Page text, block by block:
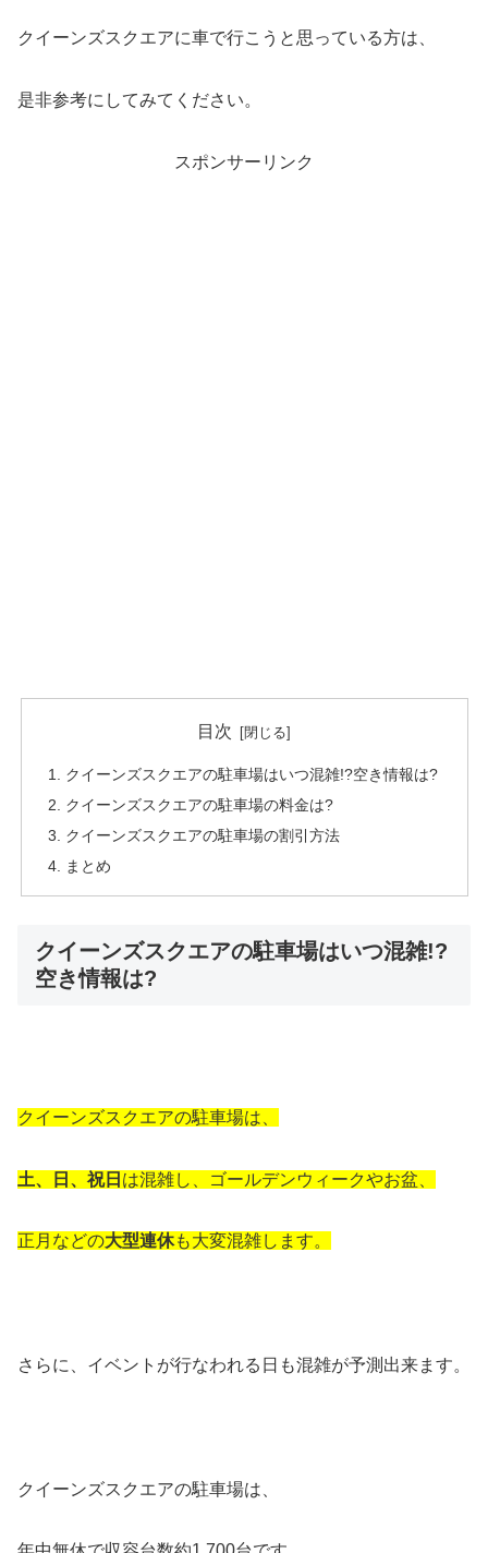
クイーンズスクエアに車で行こうと思っている方は、
是非参考にしてみてください。
スポンサーリンク
目次
クイーンズスクエアの駐車場はいつ混雑!?空き情報は?
クイーンズスクエアの駐車場の料金は?
クイーンズスクエアの駐車場の割引方法
まとめ
クイーンズスクエアの駐車場はいつ混雑!?
空き情報は?
クイーンズスクエアの駐車場は、
土、日、祝日 は混雑し、ゴールデンウィークやお盆、
正月などの大型連休も大変混雑します。
さらに、イベントが行なわれる日も混雑が予測出来ます。
クイーンズスクエアの駐車場は、